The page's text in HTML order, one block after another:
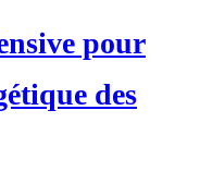
pour
des